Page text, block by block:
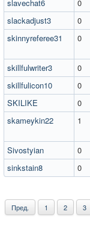
slavechat6
0
slackadjust3
0
skinnyreferee31
0
skillfulwriter3
0
skillfulicon10
0
SKILIKE
0
skameykin22
1
Sivostyian
0
sinkstain8
0
Пред. 1 2 3